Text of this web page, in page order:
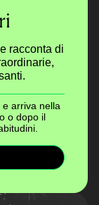
racconta di
arriva nella
o dopo il